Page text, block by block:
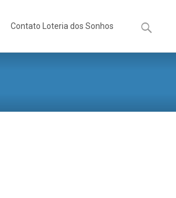
Contato Loteria dos Sonhos
por: